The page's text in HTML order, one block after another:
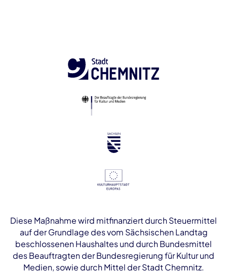
Diese Maßnahme wird mitfinanziert durch Steuermittel
auf der Grundlage des vom Sächsischen Landtag
beschlossenen Haushaltes und durch Bundesmittel
des Beauftragten der Bundesregierung für Kultur und
Medien, sowie durch Mittel der Stadt Chemnitz.